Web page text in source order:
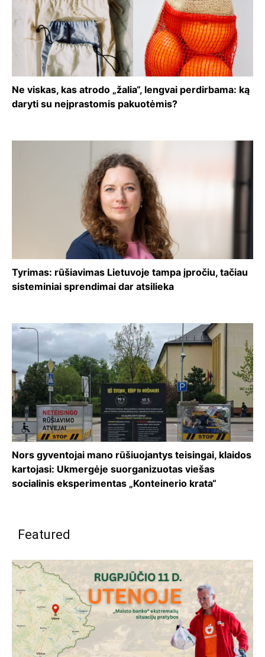
Ne viskas, kas atrodo „žalia“, lengvai perdirbama: ką
daryti su neįprastomis pakuotėmis?
Tyrimas: rūšiavimas Lietuvoje tampa įpročiu, tačiau
sisteminiai sprendimai dar atsilieka
Nors gyventojai mano rūšiuojantys teisingai, klaidos
kartojasi: Ukmergėje suorganizuotas viešas
socialinis eksperimentas „Konteinerio krata“
Featured